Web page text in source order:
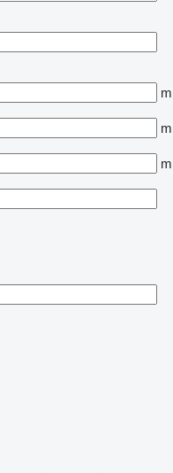
m
m
m